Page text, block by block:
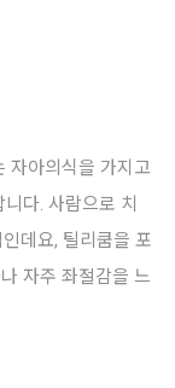
자아의식을 가지고
다. 사람으로 치
데요, 틸리쿰을 포
자주 좌절감을 느